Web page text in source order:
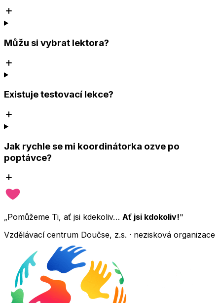
Můžu si vybrat lektora?
Existuje testovací lekce?
Jak rychle se mi koordinátorka ozve po
poptávce?
„Pomůžeme Ti, ať jsi kdekoliv… Ať jsi kdokoliv!"
Vzdělávací centrum Doučse, z.s. · nezisková organizace